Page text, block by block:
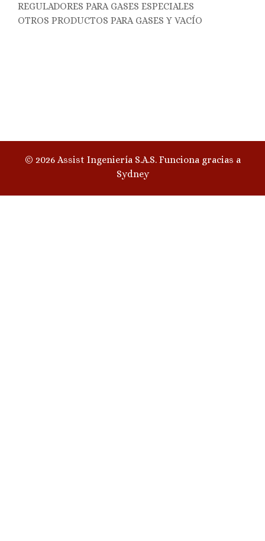
REGULADORES PARA GASES ESPECIALES
OTROS PRODUCTOS PARA GASES Y VACÍO
© 2026 Assist Ingeniería S.A.S. Funciona gracias a
Sydney